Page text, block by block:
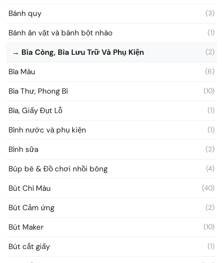
Bánh quy (3)
Bánh ăn vặt và bánh bột nhào (1)
→ Bìa Còng, Bìa Lưu Trữ Và Phụ Kiện (2)
Bìa Màu (6)
Bìa Thư, Phong Bì (10)
Bìa, Giấy Đụt Lỗ (1)
Bình nước và phụ kiện (1)
Bình sữa (2)
Búp bê & Đồ chơi nhồi bông (4)
Bút Chì Màu (40)
Bút Cảm ứng (2)
Bút Maker (10)
Bút cắt giấy (1)